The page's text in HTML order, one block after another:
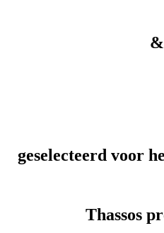
&
geselecteerd voor
Thassos